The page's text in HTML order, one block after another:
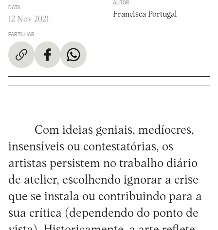
DATA
12 Nov 2021
PARTILHAR
AUTOR
Francisca Portugal
Com ideias geniais, medíocres,
insensíveis ou contestatórias, os
artistas persistem no trabalho diário
de atelier, escolhendo ignorar a crise
que se instala ou contribuindo para a
sua crítica (dependendo do ponto de